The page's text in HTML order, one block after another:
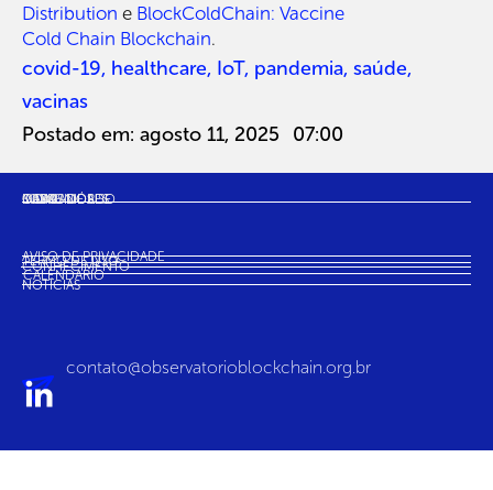
Distribution e BlockColdChain: Vaccine
Cold Chain Blockchain.
covid-19, healthcare, IoT, pandemia, saúde,
vacinas
Postado em: agosto 11, 2025 07:00
SOBRE NÓS
MAPA
CASOS DE USO
INDICADORES
COMUNIDADE
NOTÍCIAS
CALENDÁRIO
CONHECIMENTO
TERMO DE USO
AVISO DE PRIVACIDADE
contato@observatorioblockchain.org.br